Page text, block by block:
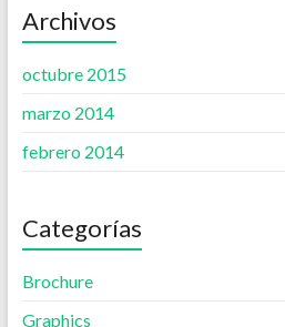
Archivos
octubre 2015
marzo 2014
febrero 2014
Categorías
Brochure
Graphics